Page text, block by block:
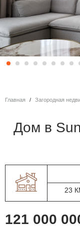
Главная Загородная
дом в Sunny Hills (Назарьево)
23
121 000